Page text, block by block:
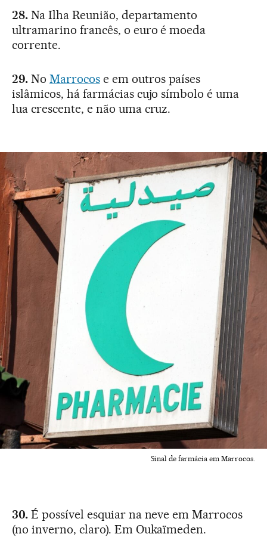
28.Na Ilha Reunião, departamento
ultramarino francês, o euro é moeda
corrente.
29.No Marrocose em outros países
islâmicos, há farmácias cujo símbolo é uma
lua crescente, e não uma cruz.
Sinal de farmácia em Marrocos.
30.É possível esquiar na neve em Marrocos
(no inverno, claro). Em Oukaïmeden.